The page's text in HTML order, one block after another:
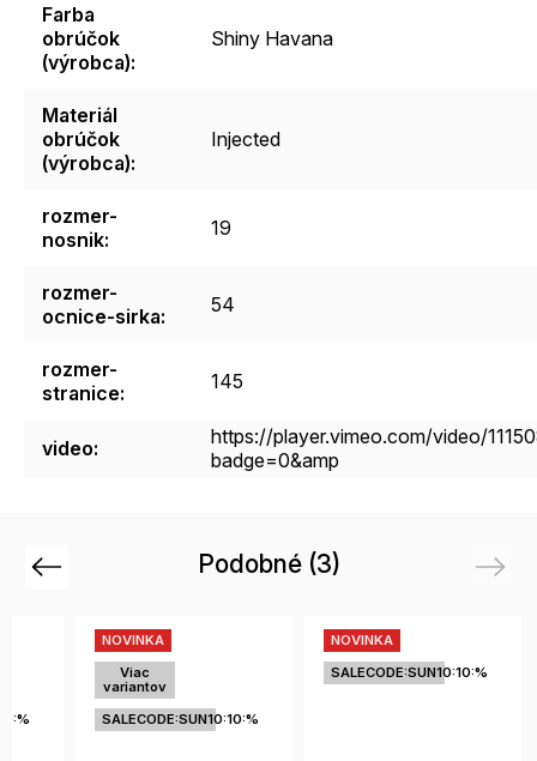
Farba
obrúčok
(výrobca):
Shiny Havana
Materiál
obrúčok
(výrobca):
Injected
rozmer-
nosnik: 19
rozmer-
ocnice-sirka: 54
rozmer-
stranice: 145
video:
https://player.vimeo.com/video/
badge=0&amp
Podobné (3)
Previous
NOVINKA
Viac
variantov
SALECODE:SUN10:10:%
NOVINKA
SALECODE:SUN10:10:%
Next